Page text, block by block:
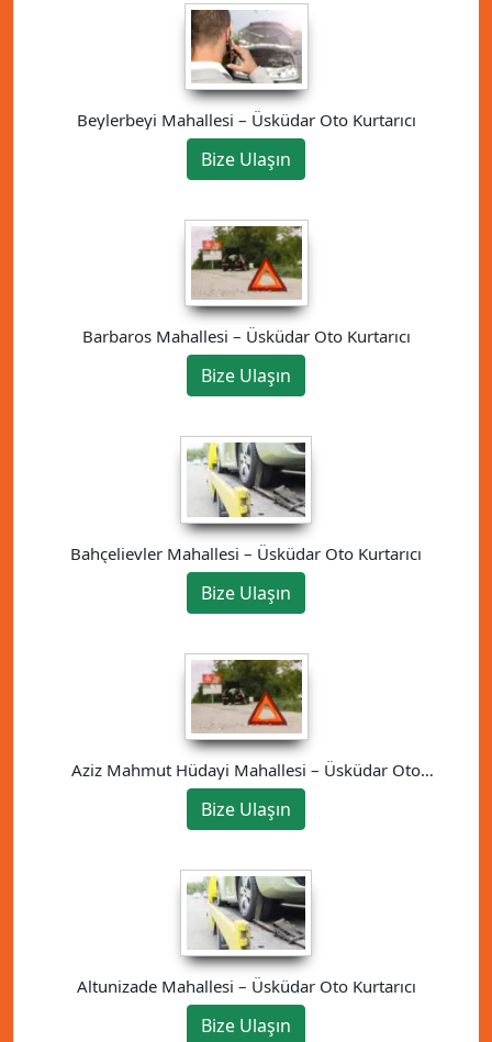
Beylerbeyi Mahallesi – Üsküdar Oto Kurtarıcı
Bize Ulaşın
Barbaros Mahallesi – Üsküdar Oto Kurtarıcı
Bize Ulaşın
Bahçelievler Mahallesi – Üsküdar Oto Kurtarıcı
Bize Ulaşın
Aziz Mahmut Hüdayi Mahallesi – Üsküdar Oto
Kurtarıcı
Bize Ulaşın
Altunizade Mahallesi – Üsküdar Oto Kurtarıcı
Bize Ulaşın